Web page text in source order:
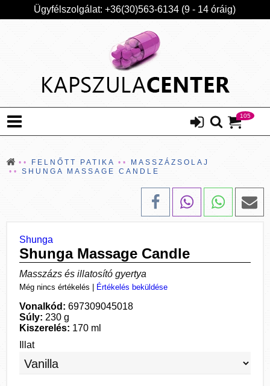
Ügyfélszolgálat: +36(30)563-6134 (9 - 14 óráig)
105
FELNŐTT PATIKA
MASSZÁZSOLAJ
SHUNGA MASSAGE CANDLE
Shunga
Shunga Massage Candle
Masszázs és illatosító gyertya
Még nincs értékelés Értékelés beküldése
Vonalkód: 697309045018
Súly: 230 g
Kiszerelés: 170 ml
Illat